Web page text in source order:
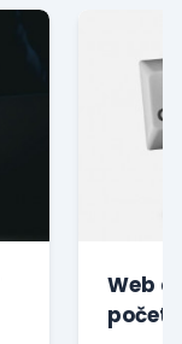
Web